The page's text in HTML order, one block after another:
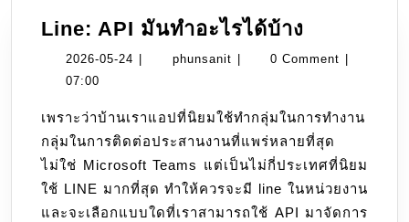
Line: API มันทำอะไรได้บ้าง
API
อะไร
ได้
บ้าง
2026-05-24 2026- phunsanit phunsanit0 Comment
07:00
เพราะว่าบ้านเราแอปที่นิยมใช้ทำกลุ่มในการทำงาน
กลุ่มในการติดต่อประสานงานที่แพร่หลายที่สุด
ไม่ใช่ Microsoft Teams แต่เป็นไม่กี่ประเทศที่นิยม
ใช้ LINE มากที่สุด ทำให้ควรจะมี line ในหน่วยงาน
และจะเลือกแบบใดที่เราสามารถใช้ API มาจัดการ